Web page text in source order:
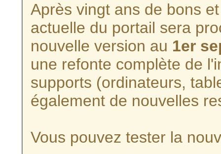
Après vingt ans de bons
actuelle du portail sera
nouvelle version au 1er
une refonte complète de
supports (ordinateurs,
également de nouvelles
Vous pouvez tester la